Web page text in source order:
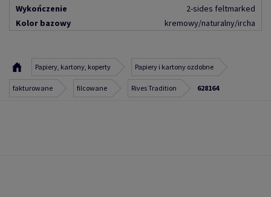
Wykończenie
2-sides feltmarked
Kolor bazowy
kremowy/naturalny/ircha
Papiery, kartony, koperty Papiery i kartony ozdobne
fakturowane filcowane Rives Tradition 628164